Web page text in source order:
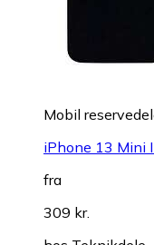
Mobil
iPhone 13 Mini
fra
309 kr.